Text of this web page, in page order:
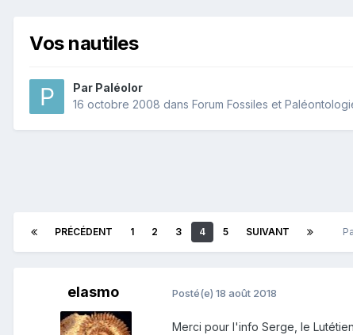
Vos nautiles
Par Paléolor
16 octobre 2008 dans Forum Fossiles et
PRÉCÉDENT 1 2 3 4 5 SUIVANT
elasmo Posté(e) 18 août 2018
Merci pour l'info Serge, le